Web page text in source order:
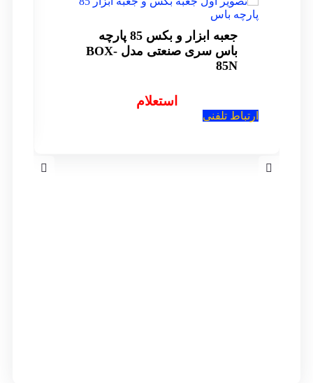
جعبه ابزار و بکس 85 پارچه
باس سری صنعتی مدل BOX-
85N
استعلام
ارتباط تلفنی